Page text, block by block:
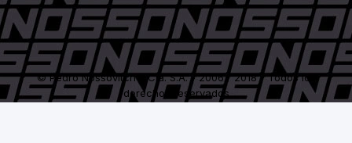
© Pedro Nossovitch y Cía. S.A. - 2006 / 2018 - Todos los
derechos reservados